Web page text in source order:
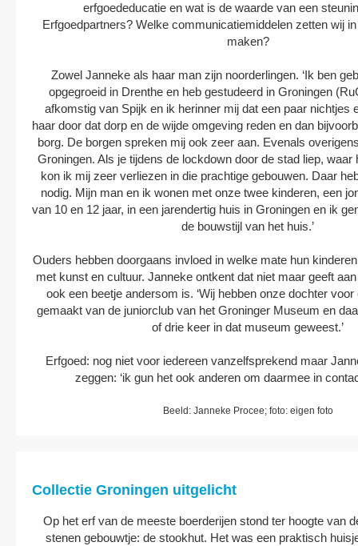
erfgoededucatie en wat is de waarde van een
Erfgoedpartners? Welke communicatiemiddelen zetten wij
maken?
Zowel Janneke als haar man zijn noorderlingen. ‘Ik ben
opgegroeid in Drenthe en heb gestudeerd in Groningen
afkomstig van Spijk en ik herinner mij dat een paar nichtjes
haar door dat dorp en de wijde omgeving reden en dan
borg. De borgen spreken mij ook zeer aan. Evenals
Groningen. Als je tijdens de lockdown door de stad liep, waar
kon ik mij zeer verliezen in die prachtige gebouwen. Daar
nodig. Mijn man en ik wonen met onze twee kinderen, een
van 10 en 12 jaar, in een jarendertig huis in Groningen en ik
de bouwstijl van het huis.’
Ouders hebben doorgaans invloed in welke mate hun
met kunst en cultuur. Janneke ontkent dat niet maar geeft
ook een beetje andersom is. ‘Wij hebben onze dochter
gemaakt van de juniorclub van het Groninger Museum en
of drie keer in dat museum geweest.’
Erfgoed: nog niet voor iedereen vanzelfsprekend maar
zeggen: ‘ik gun het ook anderen om daarmee in
Beeld: Janneke Procee; foto: eigen foto
Collectie Groningen uitgelicht
Op het erf van de meeste boerderijen stond ter hoogte van
stenen gebouwtje: de stookhut. Het was een praktisch